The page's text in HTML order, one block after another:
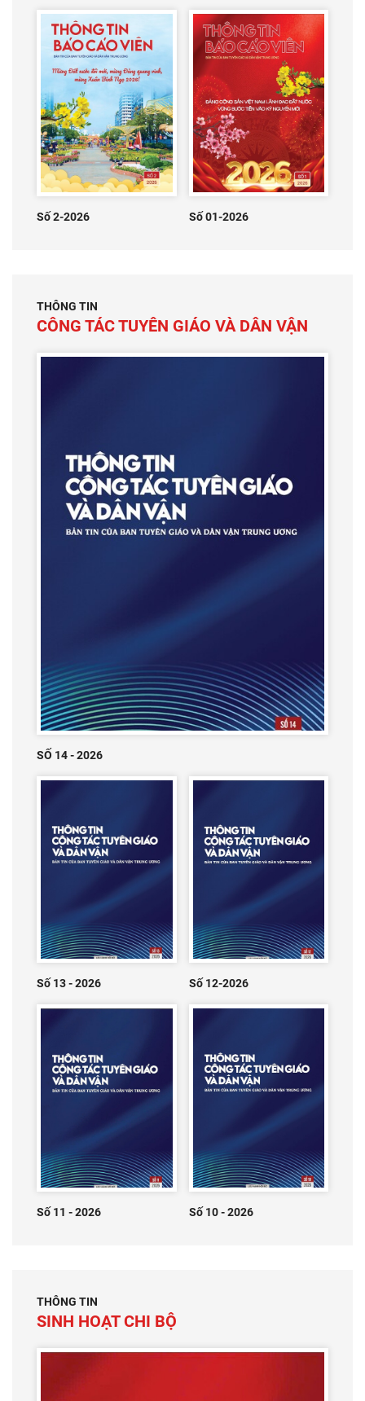
Số 2-2026 Số 01-2026
THÔNG TIN
CÔNG TÁC TUYÊN GIÁO VÀ DÂN VẬN
SỐ 14 - 2026
Số 13 - 2026 Số 12-2026
Số 11 - 2026 Số 10 - 2026
THÔNG TIN
SINH HOẠT CHI BỘ